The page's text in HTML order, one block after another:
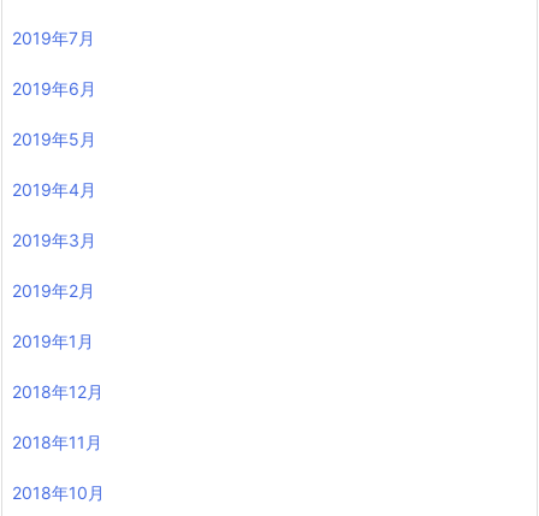
2019年7月
2019年6月
2019年5月
2019年4月
2019年3月
2019年2月
2019年1月
2018年12月
2018年11月
2018年10月